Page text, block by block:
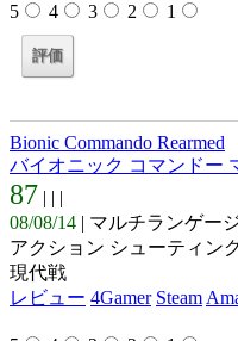
5 4 3 2 1
Bionic Commando Rearmed
バイオニック コマンドー
87 | | |
08/08/14 | マルチランゲー
アクション シューティン
現代戦
レビュー 4Gamer Steam